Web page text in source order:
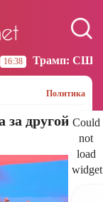
не намерены
Политика
Could
not
load
за другой: